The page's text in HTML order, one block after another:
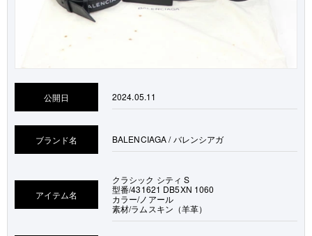
公開日 2024.05.11
ブランド名 BALENCIAGA / バレンシアガ
アイテム名
クラシック シティ S
型番/431621 DB5XN 1060
カラー/ノアール
素材/ラムスキン（羊革）